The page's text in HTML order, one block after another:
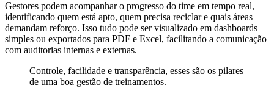
Gestores podem acompanhar o progresso do time em tempo real,
identificando quem está apto, quem precisa reciclar e quais áreas
demandam reforço. Isso tudo pode ser visualizado em dashboards
simples ou exportados para PDF e Excel, facilitando a comunicação
com auditorias internas e externas.
Controle, facilidade e transparência, esses são os pilares
de uma boa gestão de treinamentos.